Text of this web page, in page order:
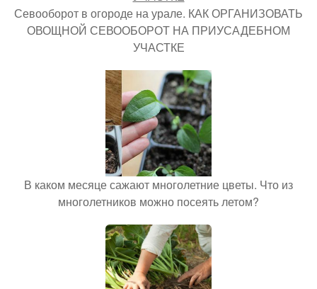
Севооборот в огороде на урале. КАК ОРГАНИЗОВАТЬ
ОВОЩНОЙ СЕВООБОРОТ НА ПРИУСАДЕБНОМ
УЧАСТКЕ
В каком месяце сажают многолетние цветы. Что из
многолетников можно посеять летом?